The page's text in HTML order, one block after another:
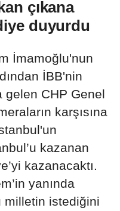
çıkana
duyurdu
İmamoğlu'nun
İBB'nin
gelen CHP Genel
karşısına
kazanan
kazanacaktı.
yanında
milletin istediğini